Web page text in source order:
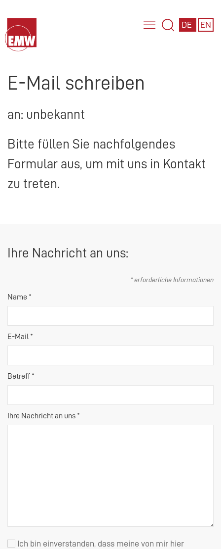
DE EN
E-Mail schreiben
an: unbekannt
Bitte füllen Sie nachfolgendes
Formular aus, um mit uns in Kontakt
zu treten.
Ihre Nachricht an uns:
* erforderliche Informationen
Name *
E-Mail *
Betreff *
Ihre Nachricht an uns *
Ich bin einverstanden, dass meine von mir hier